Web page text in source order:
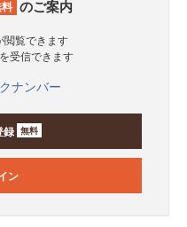
のご案内
閲覧できます
受信できます
ナンバー
録 無料
ン